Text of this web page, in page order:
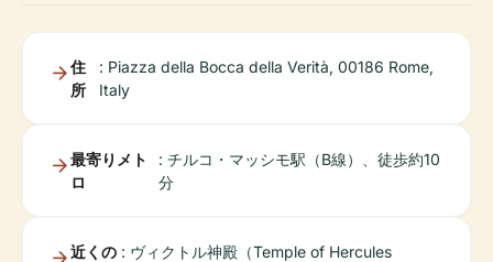
住
所
: Piazza della Bocca della Verità, 00186 Rome,
Italy
最寄りメト
ロ
: チルコ・マッシモ駅（B線）、徒歩約10
分
近くの : ヴィクトル神殿（Temple of Hercules